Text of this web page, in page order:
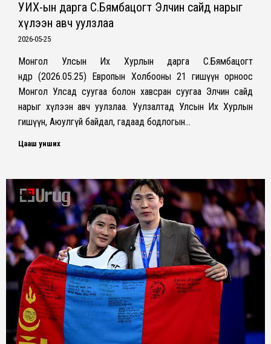
УИХ-ын дарга С.Бямбацогт Элчин сайд нарыг
хүлээн авч уулзлаа
2026-05-25
Монгол Улсын Их Хурлын дарга С.Бямбацогт
өнөөдөр (2026.05.25) Европын Холбооны 21 гишүүн орноос
Монгол Улсад суугаа болон хавсран суугаа Элчин сайд
нарыг хүлээн авч уулзлаа. Уулзалтад Улсын Их Хурлын
гишүүн, Аюулгүй байдал, гадаад бодлогын…
Цааш унших